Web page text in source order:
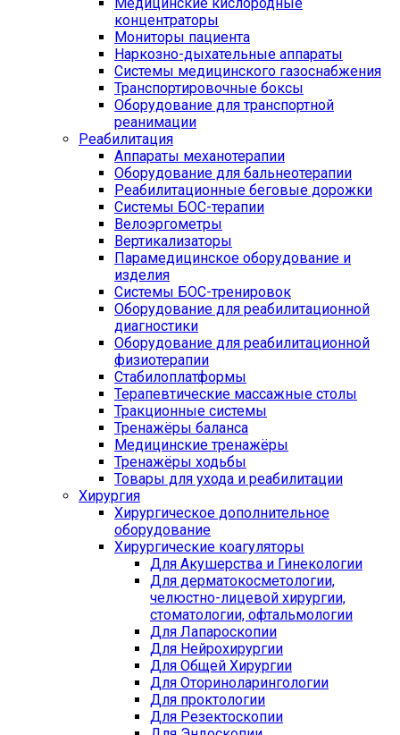
концентраторы
Мониторы пациента
Наркозно-дыхательные аппараты
Системы медицинского газоснабжения
Транспортировочные боксы
Оборудование для транспортной
реанимации
Реабилитация
Аппараты механотерапии
Оборудование для бальнеотерапии
Реабилитационные беговые дорожки
Системы БОС-терапии
Велоэргометры
Вертикализаторы
Парамедицинское оборудование и
изделия
Системы БОС-тренировок
Оборудование для реабилитационной
диагностики
Оборудование для реабилитационной
физиотерапии
Стабилоплатформы
Терапевтические массажные столы
Тракционные системы
Тренажёры баланса
Медицинские тренажёры
Тренажёры ходьбы
Товары для ухода и реабилитации
Хирургия
Хирургическое дополнительное
оборудование
Хирургические коагуляторы
Для Акушерства и Гинекологии
Для дерматокосметологии,
челюстно-лицевой хирургии,
стоматологии, офтальмологии
Для Лапароскопии
Для Нейрохирургии
Для Общей Хирургии
Для Оториноларингологии
Для проктологии
Для Резектоскопии